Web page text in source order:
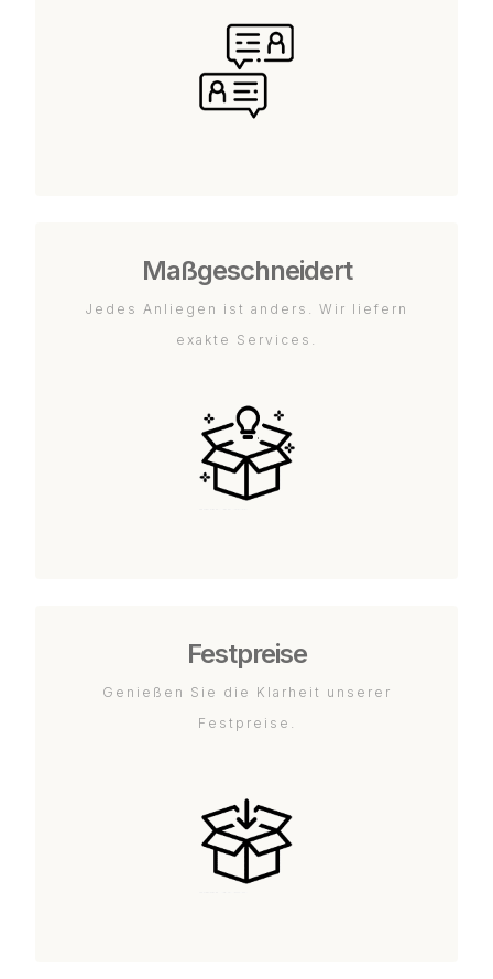
Maßgeschneidert
Jedes Anliegen ist anders. Wir liefern
exakte Services.
Festpreise
Genießen Sie die Klarheit unserer
Festpreise.